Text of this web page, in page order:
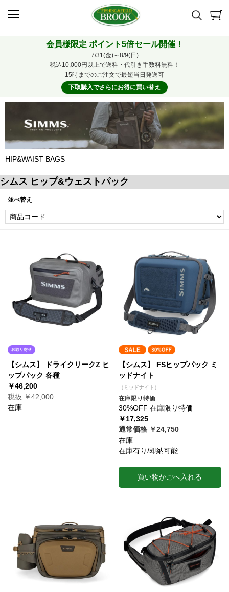
会員様限定 ポイント5倍セール開催！
7/31(金)～8/9(日)
税込10,000円以上で送料・代引き手数料無料！
15時までのご注文で最短当日発送可
下取購入でさらにお得に買い替え
HIP&WAIST BAGS
シムス ヒップ&ウェストパック
並べ替え
【シムス】 ドライクリークZ ヒ
ップパック 各種
￥46,200
税抜 ￥42,000
在庫
【シムス】 FSヒップパック ミ
ッドナイト
（ミッドナイト）
在庫限り特価
30%OFF 在庫限り特価
￥17,325
通常価格 ￥24,750
在庫
在庫有り/即納可能
買い物かごへ入れる